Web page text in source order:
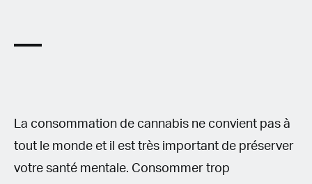
La consommation de cannabis ne convient pas à
tout le monde et il est très important de préserver
votre santé mentale. Consommer trop